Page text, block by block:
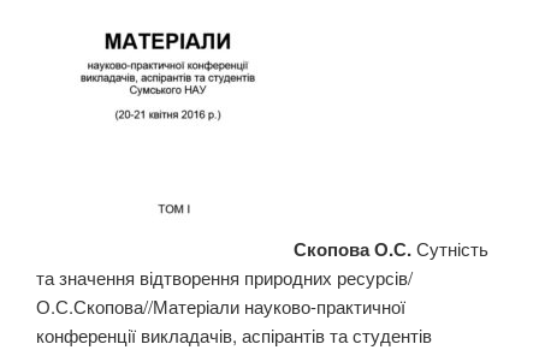
Скопова О.С.Сутність
та значення відтворення природних ресурсів/
О.С.Скопова//Матеріали науково-практичної
конференції викладачів, аспірантів та студентів